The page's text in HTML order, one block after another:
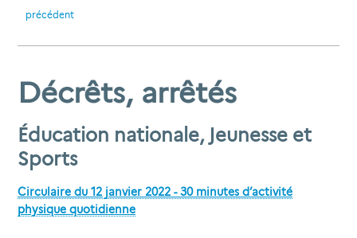
précédent
Décrêts, arrêtés
Éducation nationale, Jeunesse et
Sports
Circulaire du 12 janvier 2022 - 30 minutes d’activité
physique quotidienne